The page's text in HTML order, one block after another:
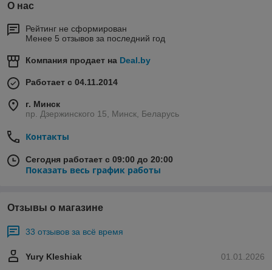
О нас
Рейтинг не сформирован
Менее 5 отзывов за последний год
Компания продает на Deal.by
Работает с 04.11.2014
г. Минск
пр. Дзержинского 15, Минск, Беларусь
Контакты
Сегодня работает с 09:00 до 20:00
Показать весь график работы
Отзывы о магазине
33 отзывов за всё время
01.01.2026
Yury Kleshiak